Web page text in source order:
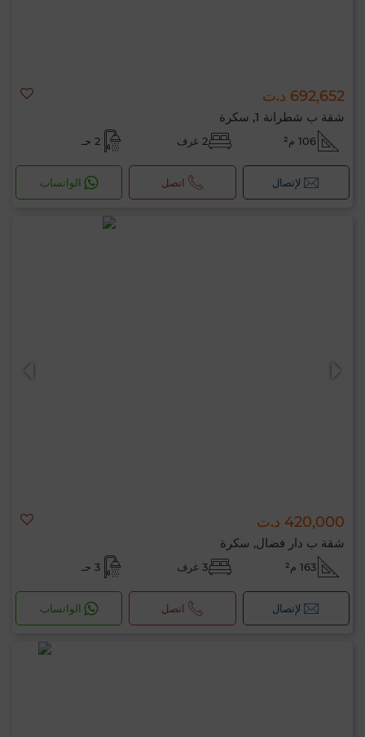
692,652 د.ت
شقة ب شطرانة 1, سكرة
106 م² 2 غرف 2 حـ
لإتصال اتصل الواتساب
420,000 د.ت
شقة ب دار فضال, سكرة
163 م² 3 غرف 3 حـ
لإتصال اتصل الواتساب